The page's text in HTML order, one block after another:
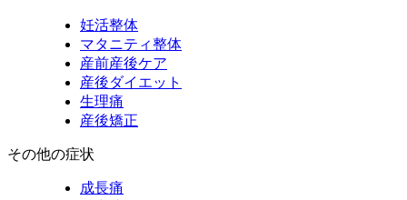
妊活整体
マタニティ整体
産前産後ケア
産後ダイエット
生理痛
産後矯正
その他の症状
成長痛